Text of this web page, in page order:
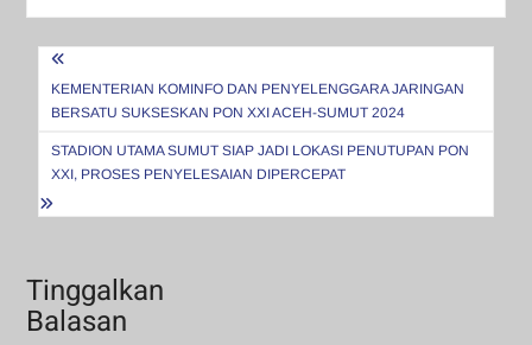
Navigasi
pos
KEMENTERIAN KOMINFO DAN PENYELENGGARA JARINGAN
BERSATU SUKSESKAN PON XXI ACEH-SUMUT 2024
STADION UTAMA SUMUT SIAP JADI LOKASI PENUTUPAN PON
XXI, PROSES PENYELESAIAN DIPERCEPAT
Tinggalkan
Balasan